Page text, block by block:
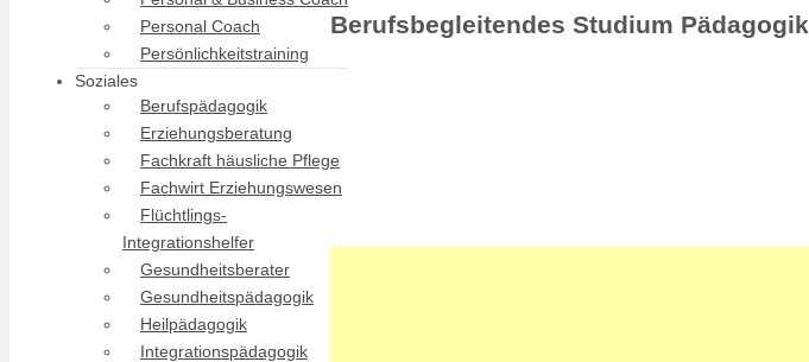
Berufsbegleitendes Studium Pädagogik
Personal Coach
Persönlichkeitstraining
Soziales
Berufspädagogik
Erziehungsberatung
Fachkraft häusliche Pflege
Fachwirt Erziehungswesen
Flüchtlings-
Integrationshelfer
Gesundheitsberater
Gesundheitspädagogik
Heilpädagogik
Integrationspädagogik